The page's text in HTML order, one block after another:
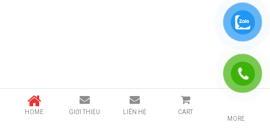
HOME GIỚI THIỆU LIÊN HỆ
CART
MORE